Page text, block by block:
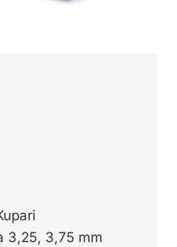
3,25, 3,75 mm